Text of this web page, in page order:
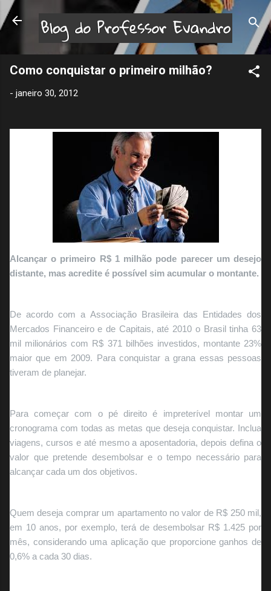
Pular para o conteúdo principal
Como conquistar o primeiro milhão?
- janeiro 30, 2012
Alcançar o primeiro R$ 1 milhão pode parecer um desejo
distante, mas acredite é possível sim acumular o montante.
De acordo com a Associação Brasileira das Entidades dos
Mercados Financeiro e de Capitais, até 2010 o Brasil tinha 63
mil milionários com R$ 371 bilhões investidos, montante 23%
maior que em 2009. Para conquistar a grana essas pessoas
tiveram de planejar.
Para começar com o pé direito é impreterível montar um
cronograma com todas as metas que deseja conquistar. Inclua
viagens, cursos e até mesmo a aposentadoria, depois defina o
valor que pretende desembolsar e o tempo necessário para
alcançar cada um dos objetivos.
Quem deseja comprar um apartamento no valor de R$ 250 mil,
em 10 anos, por exemplo, terá de desembolsar R$ 1.425 por
mês, considerando uma aplicação que proporcione ganhos de
0,6% a cada 30 dias.